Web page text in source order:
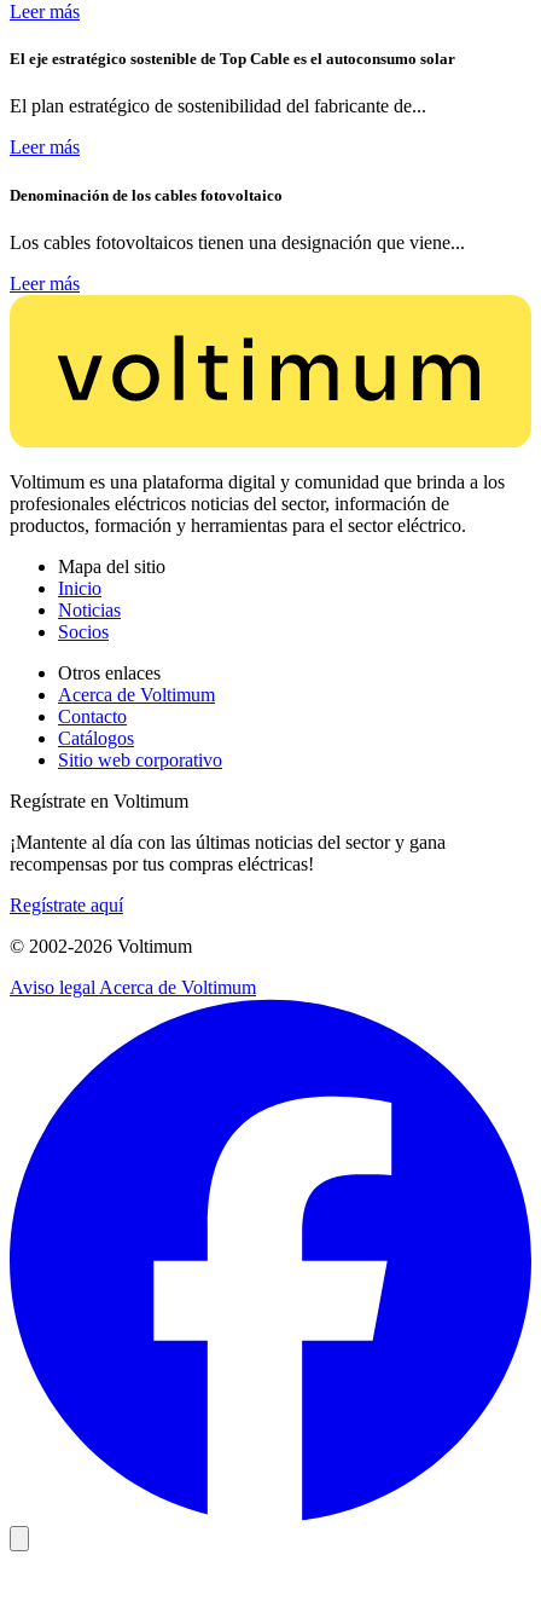
Leer más
El eje estratégico sostenible de Top Cable es el autoconsumo solar
El plan estratégico de sostenibilidad del fabricante de...
Leer más
Denominación de los cables fotovoltaico
Los cables fotovoltaicos tienen una designación que viene...
Leer más
Voltimum es una plataforma digital y comunidad que brinda a los
profesionales eléctricos noticias del sector, información de
productos, formación y herramientas para el sector eléctrico.
Mapa del sitio
Inicio
Noticias
Socios
Otros enlaces
Acerca de Voltimum
Contacto
Catálogos
Sitio web corporativo
Regístrate en Voltimum
¡Mantente al día con las últimas noticias del sector y gana
recompensas por tus compras eléctricas!
Regístrate aquí
© 2002-2026 Voltimum
Aviso legal Acerca de Voltimum